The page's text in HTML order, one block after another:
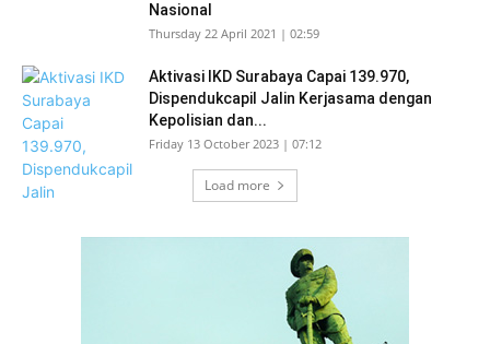
Nasional
Thursday 22 April 2021 | 02:59
Aktivasi IKD Surabaya Capai 139.970,
Dispendukcapil Jalin Kerjasama dengan
Kepolisian dan...
Friday 13 October 2023 | 07:12
Load more